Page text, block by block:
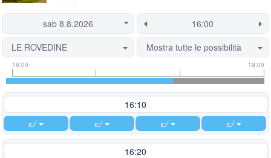
LE ROVEDINE
Mostra tutte le possibilità
Tee
time
Flight
slot
This
start
currently
locked.
16:00 19:00
16:10
16:20